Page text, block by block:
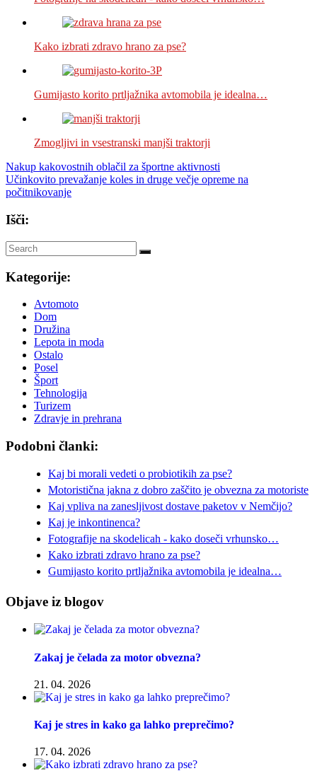
Kako izbrati zdravo hrano za pse?
Gumijasto korito prtljažnika avtomobila je idealna…
Zmogljivi in vsestranski manjši traktorji
Navigacija
prispevka
Nakup kakovostnih oblačil za športne aktivnosti
Učinkovito prevažanje koles in druge večje opreme na
počitnikovanje
Išči:
Kategorije:
Avtomoto
Dom
Družina
Lepota in moda
Ostalo
Posel
Šport
Tehnologija
Turizem
Zdravje in prehrana
Podobni članki:
Kaj bi morali vedeti o probiotikih za pse?
Motoristična jakna z dobro zaščito je obvezna za motoriste
Kaj vpliva na zanesljivost dostave paketov v Nemčijo?
Kaj je inkontinenca?
Fotografije na skodelicah - kako doseči vrhunsko…
Kako izbrati zdravo hrano za pse?
Gumijasto korito prtljažnika avtomobila je idealna…
Objave iz blogov
Zakaj je čelada za motor obvezna?
21. 04. 2026
Kaj je stres in kako ga lahko preprečimo?
17. 04. 2026